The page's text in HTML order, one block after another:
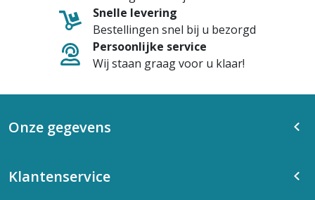
Snelle levering
Bestellingen snel bij u bezorgd
Persoonlijke service
Wij staan graag voor u klaar!
Onze gegevens
Klantenservice